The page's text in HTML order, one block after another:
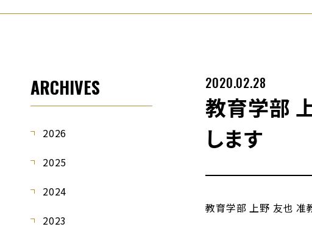
教育学部
します
2020.02.28
教育学部 上野 友也 准教
ARCHIVES
2026
2025
2024
2023